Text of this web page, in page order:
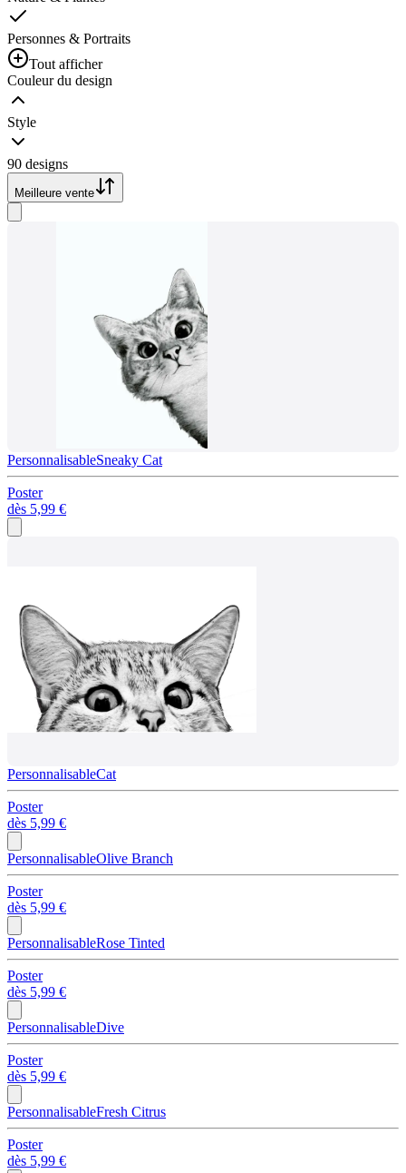
Personnes & Portraits
Tout afficher
Couleur du design
Style
90 designs
Meilleure vente
PersonnalisableSneaky Cat
Poster
dès 5,99 €
PersonnalisableCat
Poster
dès 5,99 €
PersonnalisableOlive Branch
Poster
dès 5,99 €
PersonnalisableRose Tinted
Poster
dès 5,99 €
PersonnalisableDive
Poster
dès 5,99 €
PersonnalisableFresh Citrus
Poster
dès 5,99 €